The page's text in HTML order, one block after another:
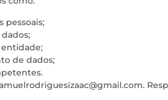
pessoais;
entidade;
de dados;